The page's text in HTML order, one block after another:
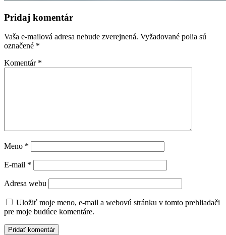
Pridaj komentár
Vaša e-mailová adresa nebude zverejnená. Vyžadované polia sú
označené *
Komentár *
Meno *
E-mail *
Adresa webu
Uložiť moje meno, e-mail a webovú stránku v tomto prehliadači
pre moje budúce komentáre.